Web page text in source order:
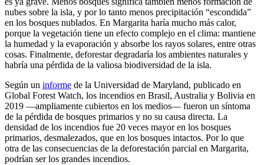
nubes sobre la isla, y por lo tanto menos precipitación “escondida”
en los bosques nublados. En Margarita haría mucho más calor,
porque la vegetación tiene un efecto complejo en el clima: mantiene
la humedad y la evaporación y absorbe los rayos solares, entre otras
cosas. Finalmente, deforestar degradaría los ambientes naturales y
habría una pérdida de la valiosa biodiversidad de la isla.
Según un informe de la Universidad de Maryland, publicado en
Global Forest Watch, los incendios en Brasil, Australia y Bolivia en
2019 —ampliamente cubiertos en los medios— fueron un síntoma
de la pérdida de bosques primarios y no su causa directa. La
densidad de los incendios fue 20 veces mayor en los bosques
primarios, desmalezados, que en los bosques intactos. Por lo que
otra de las consecuencias de la deforestación parcial en Margarita,
podrían ser los grandes incendios.